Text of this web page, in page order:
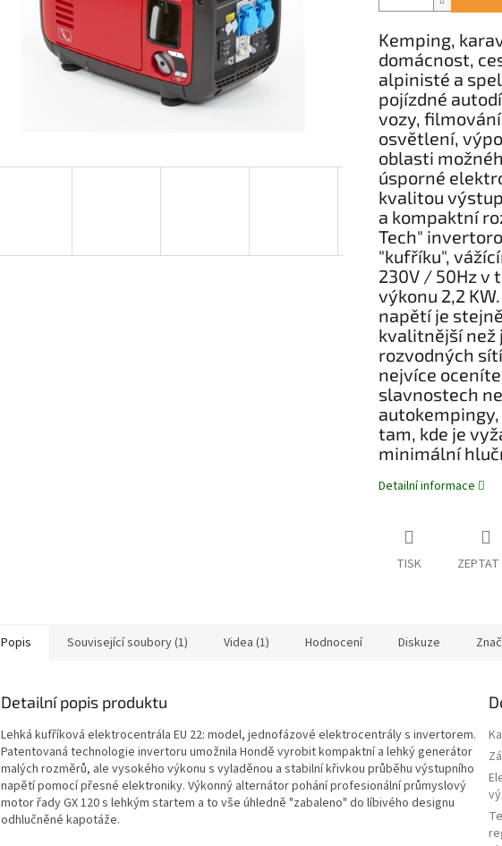
Kemping,
domácnost,
alpinisté a
pojízdné
vozy,
osvětlení,
oblasti
úsporné
kvalitou
a kompaktní
Tech"
"kufříku",
230V / 50Hz v
výkonu 2,2
napětí je
kvalitnější než
rozvodných
nejvíce
slavnostech
tam, kde je
minimální
Detailní informace
TISK ZEPTAT
Popis Související soubory (1) Videa (1) Hodnocení Diskuze
Detailní popis produktu
Lehká kufříková elektrocentrála EU 22: model, jednofázové elektrocentrály s invertorem.
Patentovaná technologie invertoru umožnila Hondě vyrobit kompaktní a lehký generátor
malých rozměrů, ale vysokého výkonu s vyladěnou a stabilní křivkou průběhu výstupního
napětí pomocí přesné elektroniky. Výkonný alternátor pohání profesionální průmyslový
motor řady GX 120 s lehkým startem a to vše úhledně "zabaleno" do líbivého designu
odhlučněné kapotáže.